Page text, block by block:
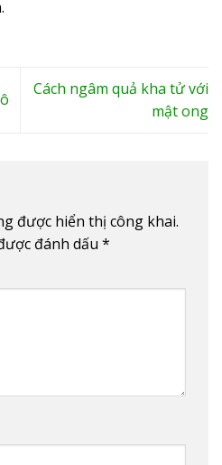
Cách ngâm quả kha tử với
mật ong
được hiển thị công khai.
đánh dấu *